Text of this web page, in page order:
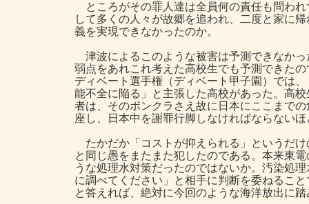
ところがその罪人達は全員何の責任も問わ
して多くの人々が故郷を追われ、二度と家に
義を実現できなかったのか。
津波によるこのような被害は予測できなか
弱点をあれこれ考えた高校生でも予測できた
ディベート選手権（ディベート甲子園）では
能不全に陥る」と主張した高校があった。高
者は、そのボンクラさえ故に日本にここまで
座し、日本中を謝罪行脚しなければならない
たかだか「コストが抑えられる」というだ
と同じ愚をまたまた犯したのである。本来東
うな処理水対策だったのではないか。汚染処
に調べてください」と相手に判断を委ねるこ
と答えれば、絶対に今回のような海洋放出に